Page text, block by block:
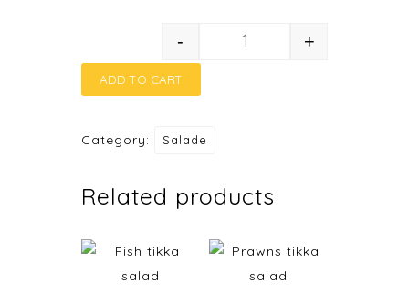
Chicken tikka salad
- +
ADD TO CART
Category: Salade
Related products